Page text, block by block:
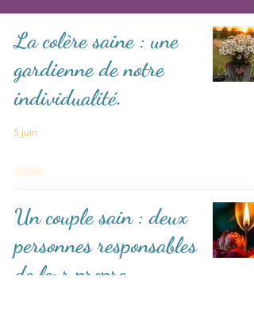
La colère saine : une
gardienne de notre
individualité.
5 juin
Un couple sain : deux
personnes responsables
de leur propre